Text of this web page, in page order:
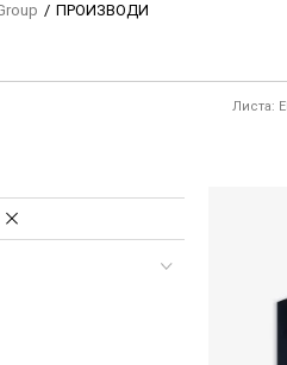
ПРОИЗВОДИ
Листа: